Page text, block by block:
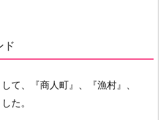
ド
て、『商人町』、『漁村』、
た。